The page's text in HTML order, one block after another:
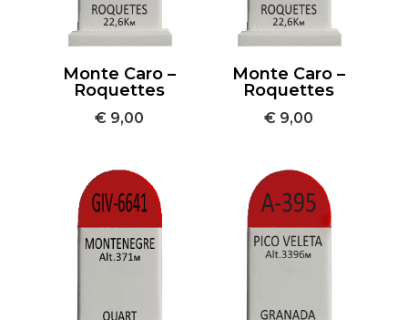
Monte Caro –
Roquettes
€ 9,00
Monte Caro –
Roquettes
€ 9,00